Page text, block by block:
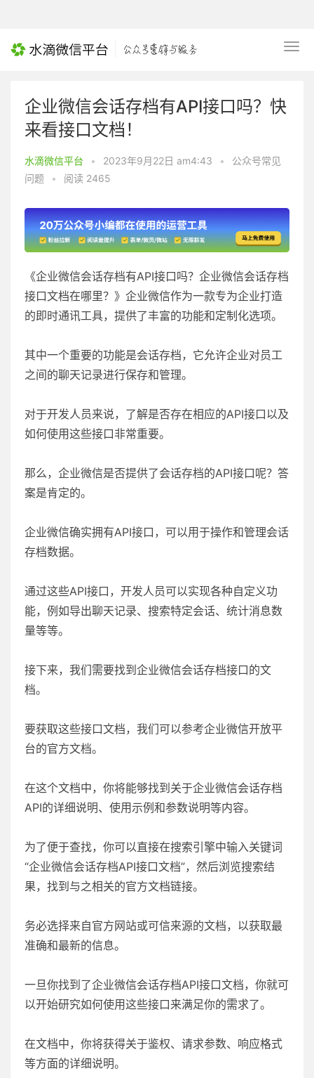
企业微信会话存档有API接口吗？快
来看接口文档！
水滴微信平台 • 2023年9月22日 am4:43 •
公众号常见
问题
• 阅读 2465
《企业微信会话存档有API接口吗？企业微信会话存档
接口文档在哪里？》企业微信作为一款专为企业打造
的即时通讯工具，提供了丰富的功能和定制化选项。
其中一个重要的功能是会话存档，它允许企业对员工
之间的聊天记录进行保存和管理。
对于开发人员来说，了解是否存在相应的API接口以及
如何使用这些接口非常重要。
那么，企业微信是否提供了会话存档的API接口呢？答
案是肯定的。
企业微信确实拥有API接口，可以用于操作和管理会话
存档数据。
通过这些API接口，开发人员可以实现各种自定义功
能，例如导出聊天记录、搜索特定会话、统计消息数
量等等。
接下来，我们需要找到企业微信会话存档接口的文
档。
要获取这些接口文档，我们可以参考企业微信开放平
台的官方文档。
在这个文档中，你将能够找到关于企业微信会话存档
API的详细说明、使用示例和参数说明等内容。
为了便于查找，你可以直接在搜索引擎中输入关键词
“企业微信会话存档API接口文档”，然后浏览搜索结
果，找到与之相关的官方文档链接。
务必选择来自官方网站或可信来源的文档，以获取最
准确和最新的信息。
一旦你找到了企业微信会话存档API接口文档，你就可
以开始研究如何使用这些接口来满足你的需求了。
在文档中，你将获得关于鉴权、请求参数、响应格式
等方面的详细说明。